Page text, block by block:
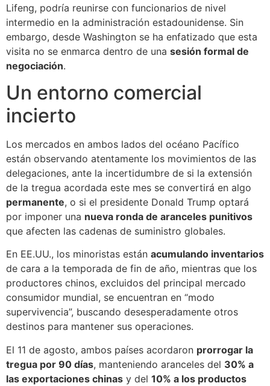
Lifeng, podría reunirse con funcionarios de nivel
intermedio en la administración estadounidense. Sin
embargo, desde Washington se ha enfatizado que esta
visita no se enmarca dentro de una sesión formal de
negociación.
Un entorno comercial
incierto
Los mercados en ambos lados del océano Pacífico
están observando atentamente los movimientos de las
delegaciones, ante la incertidumbre de si la extensión
de la tregua acordada este mes se convertirá en algo
permanente, o si el presidente Donald Trump optará
por imponer una nueva ronda de aranceles punitivos
que afecten las cadenas de suministro globales.
En EE.UU., los minoristas están acumulando inventarios
de cara a la temporada de fin de año, mientras que los
productores chinos, excluidos del principal mercado
consumidor mundial, se encuentran en “modo
supervivencia”, buscando desesperadamente otros
destinos para mantener sus operaciones.
El 11 de agosto, ambos países acordaron prorrogar la
tregua por 90 días, manteniendo aranceles del 30% a
las exportaciones chinas y del 10% a los productos